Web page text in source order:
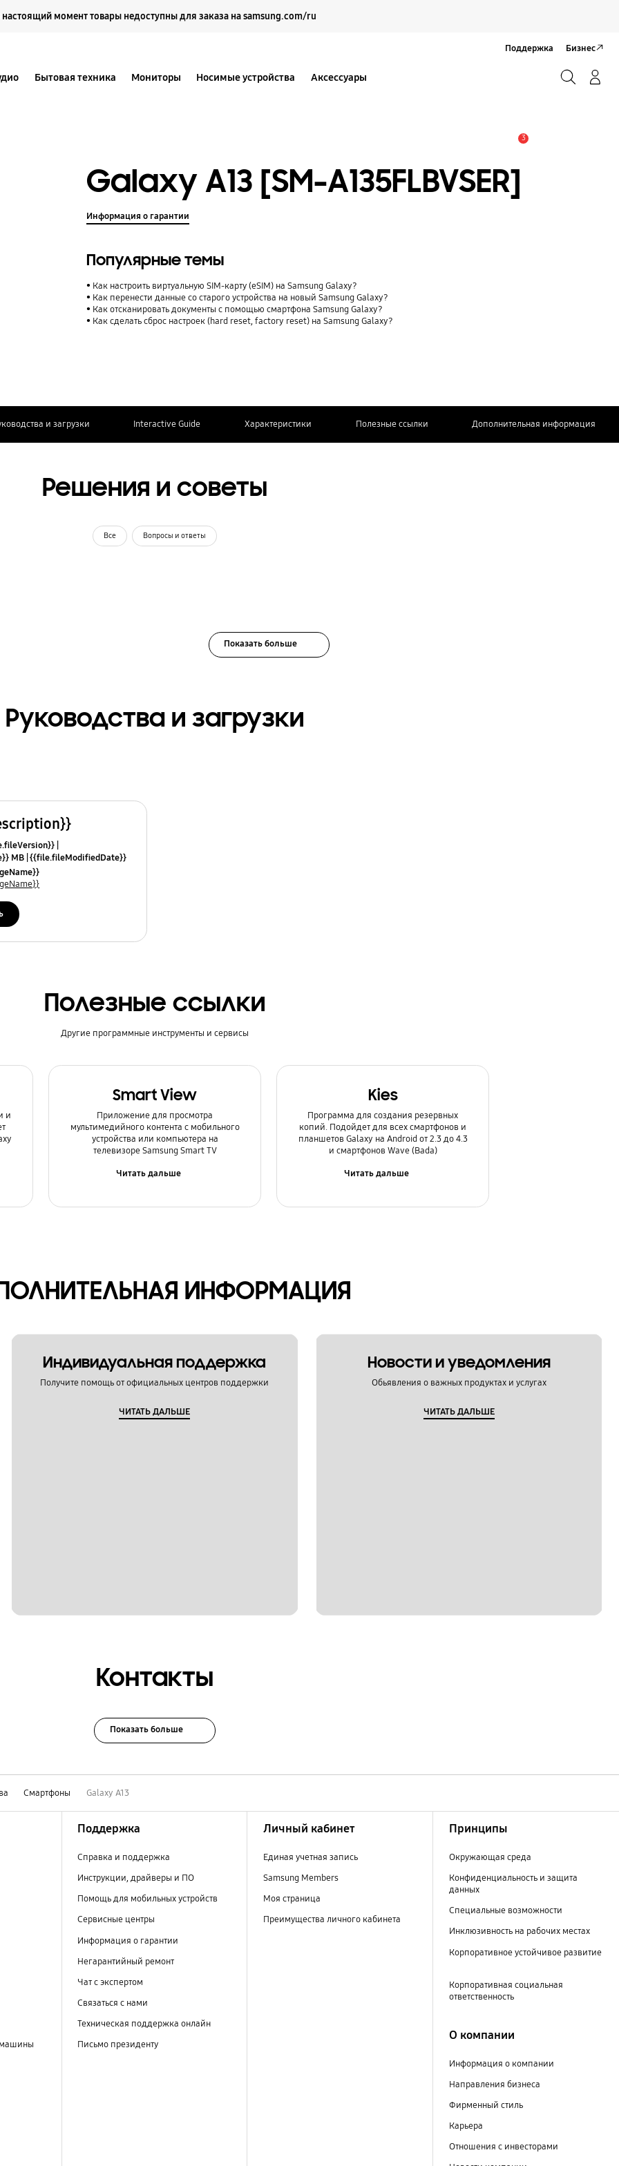
настоящий момент товары недоступны для заказа на samsung.com/ru
Бытовая техника Мониторы Носимые устройства Аксессуары
Поддержка Бизнес
3
Galaxy A13 [SM-A135FLBVSER]
Информация о гарантии
Популярные темы
Как настроить виртуальную SIM-карту (eSIM) на Samsung Galaxy?
Как перенести данные со старого устройства на новый Samsung Galaxy?
Как отсканировать документы с помощью смартфона Samsung Galaxy?
Как сделать сброс настроек (hard reset, factory reset) на Samsung Galaxy?
и загрузки Interactive Guide Характеристики Полезные ссылки Дополнительная информация
Решения и советы
Все Вопросы и ответы
Показать больше
Руководства и загрузки
MB {{file.fileModifiedDate}}
Полезные ссылки
Другие программные инструменты и сервисы
и
Smart View
Приложение для просмотра
мультимедийного контента с мобильного
устройства или компьютера на
телевизоре Samsung Smart TV
Читать дальше
Kies
Программа для создания резервных
копий. Подойдет для всех смартфонов и
планшетов Galaxy на Android от 2.3 до 4.3
и смартфонов Wave (Bada)
Читать дальше
ИНФОРМАЦИЯ
Индивидуальная поддержка
Получите помощь от официальных центров поддержки
ЧИТАТЬ ДАЛЬШЕ
Новости и уведомления
Обьявления о важных продуктах и услугах
ЧИТАТЬ ДАЛЬШЕ
Контакты
Показать больше
Смартфоны Galaxy A13
Поддержка
Справка и поддержка
Инструкции, драйверы и ПО
Помощь для мобильных устройств
Сервисные центры
Информация о гарантии
Негарантийный ремонт
Чат с экспертом
Связаться с нами
Техническая поддержка онлайн
Письмо президенту
Личный кабинет
Единая учетная запись
Samsung Members
Моя страница
Преимущества личного кабинета
Принципы
Окружающая среда
Конфиденциальность и защита
данных
Специальные возможности
Инклюзивность на рабочих местах
Корпоративное устойчивое развитие
Корпоративная социальная
ответственность
О компании
Информация о компании
Направления бизнеса
Фирменный стиль
Карьера
Отношения с инвесторами